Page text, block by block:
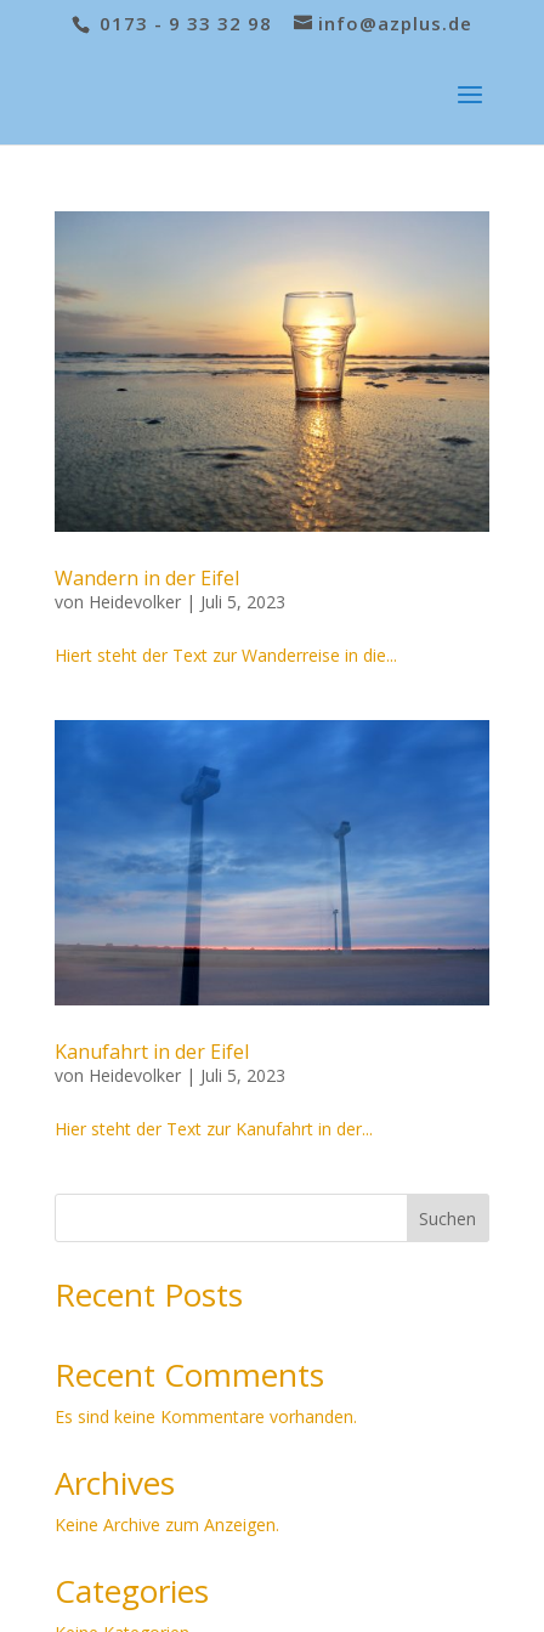
0173 - 9 33 32 98 info@azplus.de
Wandern in der Eifel
von Heidevolker| Juli 5, 2023
Hiert steht der Text zur Wanderreise in die...
Kanufahrt in der Eifel
von Heidevolker| Juli 5, 2023
Hier steht der Text zur Kanufahrt in der...
Suchen
Recent Posts
Recent Comments
Es sind keine Kommentare vorhanden.
Archives
Keine Archive zum Anzeigen.
Categories